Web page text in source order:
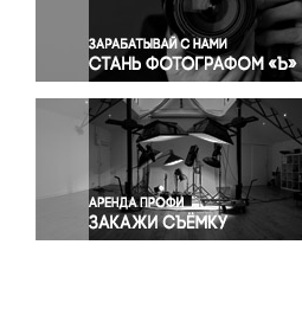
Правосудие
Происшествия и конфликты
Религия
Светская жизнь
Спорт
Экология
Экономика и бизнес